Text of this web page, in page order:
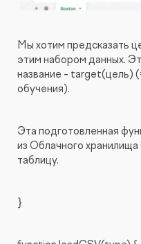
Мы хотим предсказать
этим набором данных.
название - target(цель)
обучения).
Эта подготовленная
из Облачного
таблицу.
}